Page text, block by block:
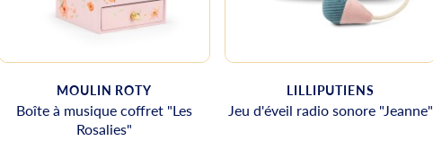
MOULIN ROTY
Boîte à musique coffret "Les
Rosalies"
LILLIPUTIENS
Jeu d'éveil radio sonore "Jeanne"